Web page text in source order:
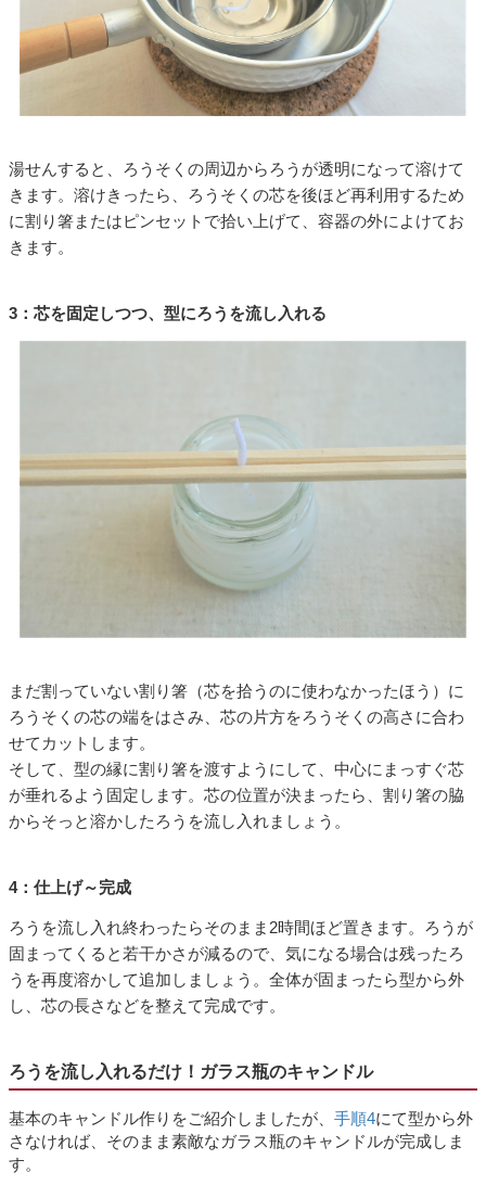
湯せんすると、ろうそくの周辺からろうが透明になって溶けて
きます。溶けきったら、ろうそくの芯を後ほど再利用するため
に割り箸またはピンセットで拾い上げて、容器の外によけてお
きます。
3：芯を固定しつつ、型にろうを流し入れる
まだ割っていない割り箸（芯を拾うのに使わなかったほう）に
ろうそくの芯の端をはさみ、芯の片方をろうそくの高さに合わ
せてカットします。
そして、型の縁に割り箸を渡すようにして、中心にまっすぐ芯
が垂れるよう固定します。芯の位置が決まったら、割り箸の脇
からそっと溶かしたろうを流し入れましょう。
4：仕上げ～完成
ろうを流し入れ終わったらそのまま2時間ほど置きます。ろうが
固まってくると若干かさが減るので、気になる場合は残ったろ
うを再度溶かして追加しましょう。全体が固まったら型から外
し、芯の長さなどを整えて完成です。
ろうを流し入れるだけ！ガラス瓶のキャンドル
基本のキャンドル作りをご紹介しましたが、 手順4にて型から外
さなければ、そのまま素敵なガラス瓶のキャンドルが完成しま
す。